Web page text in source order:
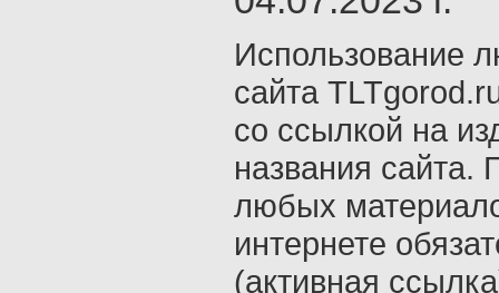
Использование
сайта
со ссылкой на
названия сайта.
любых
интернете
(активная